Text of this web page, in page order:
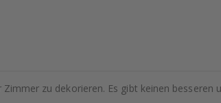
zu dekorieren. Es gibt keinen